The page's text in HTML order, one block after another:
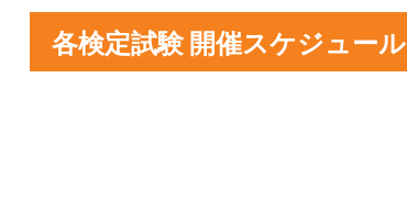
各検定試験開催スケジュール